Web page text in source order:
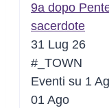
9a dopo
sacerdote
31 Lug 26
#_TOWN
Eventi su 1
01 Ago